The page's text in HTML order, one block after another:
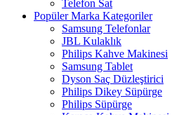
Telefon Sat
Popüler Marka Kategoriler
Samsung Telefonlar
JBL Kulaklık
Philips Kahve Makinesi
Samsung Tablet
Dyson Saç Düzleştirici
Philips Dikey Süpürge
Philips Süpürge